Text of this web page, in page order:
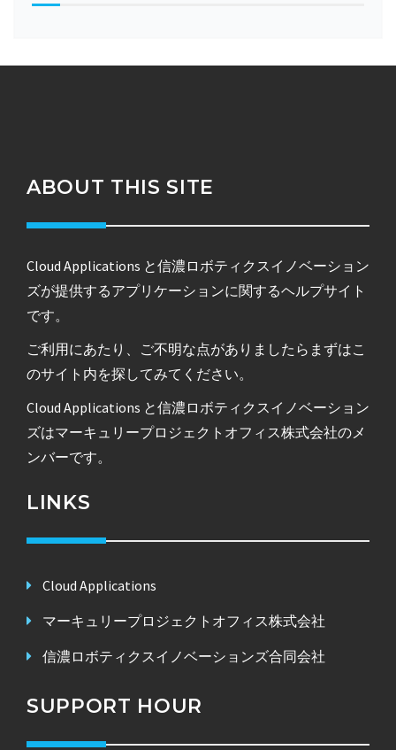
ABOUT THIS SITE
Cloud Applications と信濃ロボティクスイノベーション
ズが提供するアプリケーションに関するヘルプサイト
です。
ご利用にあたり、ご不明な点がありましたらまずはこ
のサイト内を探してみてください。
Cloud Applications と信濃ロボティクスイノベーション
ズはマーキュリープロジェクトオフィス株式会社のメ
ンバーです。
LINKS
Cloud Applications
マーキュリープロジェクトオフィス株式会社
信濃ロボティクスイノベーションズ合同会社
SUPPORT HOUR